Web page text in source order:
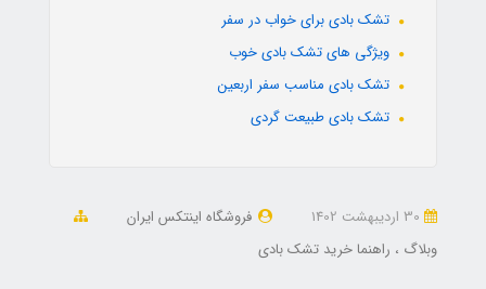
تشک بادی برای خواب در سفر
ویژگی های تشک بادی خوب
تشک بادی مناسب سفر اربعین
تشک بادی طبیعت گردی
فروشگاه اینتکس ایران
وبلاگ
راهنما خرید تشک بادی